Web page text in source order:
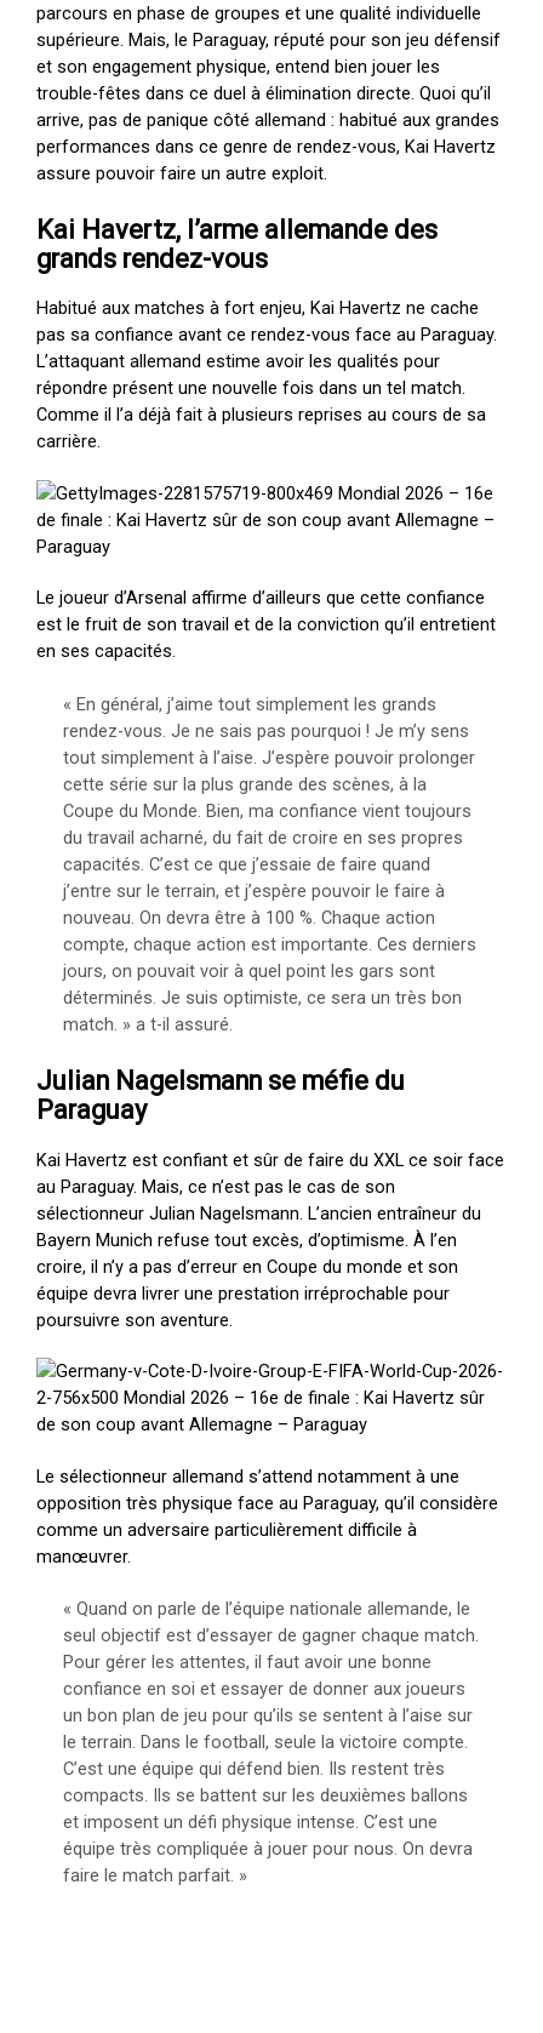
parcours en phase de groupes et une qualité individuelle
supérieure. Mais, le Paraguay, réputé pour son jeu défensif
et son engagement physique, entend bien jouer les
trouble-fêtes dans ce duel à élimination directe. Quoi qu’il
arrive, pas de panique côté allemand : habitué aux grandes
performances dans ce genre de rendez-vous, Kai Havertz
assure pouvoir faire un autre exploit.
Kai Havertz, l’arme allemande des
grands rendez-vous
Habitué aux matches à fort enjeu, Kai Havertz ne cache
pas sa confiance avant ce rendez-vous face au Paraguay.
L’attaquant allemand estime avoir les qualités pour
répondre présent une nouvelle fois dans un tel match.
Comme il l’a déjà fait à plusieurs reprises au cours de sa
carrière.
Le joueur d’Arsenal affirme d’ailleurs que cette confiance
est le fruit de son travail et de la conviction qu’il entretient
en ses capacités.
« En général, j’aime tout simplement les grands
rendez-vous. Je ne sais pas pourquoi ! Je m’y sens
tout simplement à l’aise. J’espère pouvoir prolonger
cette série sur la plus grande des scènes, à la
Coupe du Monde. Bien, ma confiance vient toujours
du travail acharné, du fait de croire en ses propres
capacités. C’est ce que j’essaie de faire quand
j’entre sur le terrain, et j’espère pouvoir le faire à
nouveau. On devra être à 100 %. Chaque action
compte, chaque action est importante. Ces derniers
jours, on pouvait voir à quel point les gars sont
déterminés. Je suis optimiste, ce sera un très bon
match. » a t-il assuré.
Julian Nagelsmann se méfie du
Paraguay
Kai Havertz est confiant et sûr de faire du XXL ce soir face
au Paraguay. Mais, ce n’est pas le cas de son
sélectionneur Julian Nagelsmann. L’ancien entraîneur du
Bayern Munich refuse tout excès, d’optimisme. À l’en
croire, il n’y a pas d’erreur en Coupe du monde et son
équipe devra livrer une prestation irréprochable pour
poursuivre son aventure.
Le sélectionneur allemand s’attend notamment à une
opposition très physique face au Paraguay, qu’il considère
comme un adversaire particulièrement difficile à
manœuvrer.
« Quand on parle de l’équipe nationale allemande, le
seul objectif est d’essayer de gagner chaque match.
Pour gérer les attentes, il faut avoir une bonne
confiance en soi et essayer de donner aux joueurs
un bon plan de jeu pour qu’ils se sentent à l’aise sur
le terrain. Dans le football, seule la victoire compte.
C’est une équipe qui défend bien. Ils restent très
compacts. Ils se battent sur les deuxièmes ballons
et imposent un défi physique intense. C’est une
équipe très compliquée à jouer pour nous. On devra
faire le match parfait. »